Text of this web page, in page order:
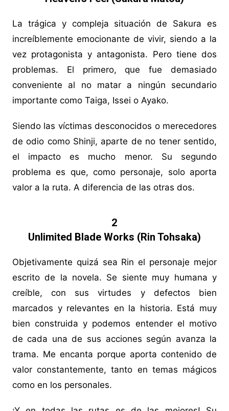
La trágica y compleja situación de Sakura es
increíblemente emocionante de vivir, siendo a la
vez protagonista y antagonista. Pero tiene dos
problemas. El primero, que fue demasiado
conveniente al no matar a ningún secundario
importante como Taiga, Issei o Ayako.
Siendo las víctimas desconocidos o merecedores
de odio como Shinji, aparte de no tener sentido,
el impacto es mucho menor. Su segundo
problema es que, como personaje, solo aporta
valor a la ruta. A diferencia de las otras dos.
2
Unlimited Blade Works (Rin Tohsaka)
Objetivamente quizá sea Rin el personaje mejor
escrito de la novela. Se siente muy humana y
creíble, con sus virtudes y defectos bien
marcados y relevantes en la historia. Está muy
bien construida y podemos entender el motivo
de cada una de sus acciones según avanza la
trama. Me encanta porque aporta contenido de
valor constantemente, tanto en temas mágicos
como en los personales.